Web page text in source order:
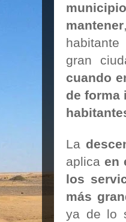
mantener
gran
cuando
de forma
La
aplica en
los
más
ya de lo